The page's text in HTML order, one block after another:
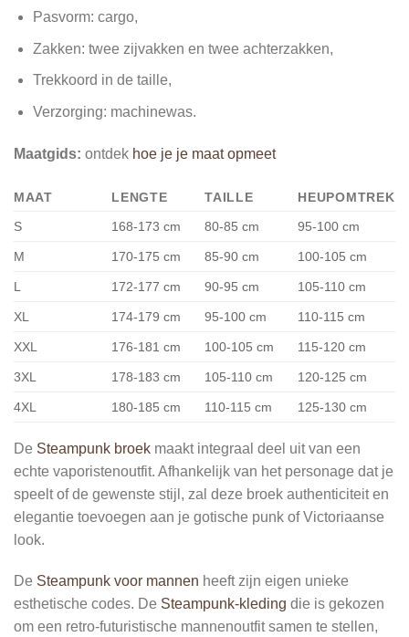
Pasvorm: cargo,
Zakken: twee zijvakken en twee achterzakken,
Trekkoord in de taille,
Verzorging: machinewas.
Maatgids: ontdek hoe je je maat opmeet
MAAT LENGTE TAILLE
HEUPOMTREK
S
168-173 cm 80-85 cm 95-100 cm
M 170-175 cm 85-90 cm 100-105 cm
L 172-177 cm 90-95 cm 105-110 cm
XL 174-179 cm 95-100 cm 110-115 cm
XXL 176-181 cm 100-105 cm 115-120 cm
3XL 178-183 cm 105-110 cm 120-125 cm
4XL 180-185 cm 110-115 cm 125-130 cm
De Steampunk broek maakt integraal deel uit van een
echte vaporistenoutfit. Afhankelijk van het personage dat je
speelt of de gewenste stijl, zal deze broek authenticiteit en
elegantie toevoegen aan je gotische punk of Victoriaanse
look.
De Steampunk voor mannen heeft zijn eigen unieke
esthetische codes. De Steampunk-kleding die is gekozen
om een retro-futuristische mannenoutfit samen te stellen,